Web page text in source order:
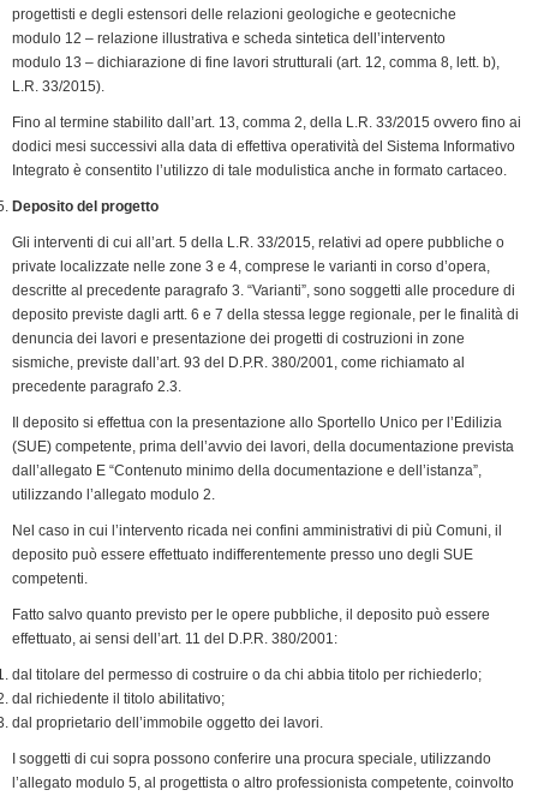
progettisti e degli estensori delle relazioni ge­ologiche e geotecniche
modulo 12 – relazione illustrativa e scheda sintetica dell’intervento
modulo 13 – dichiarazione di fine lavori strutturali (art. 12, comma 8, lett. b),
L.R. 33/2015).
Fino al termine stabilito dall’art. 13, comma 2, della L.R. 33/2015 ovvero fino ai
dodici mesi successivi alla data di effettiva operatività del Sistema Informativo
Integrato è consentito l’utilizzo di tale modulistica anche in formato cartaceo.
Deposito del progetto
Gli interventi di cui all’art. 5 della L.R. 33/2015, relativi ad opere pubbliche o
private localizzate nelle zone 3 e 4, comprese le varianti in corso d’opera,
descritte al precedente paragrafo 3. “Varianti”, sono soggetti alle procedure di
deposito previste dagli artt. 6 e 7 della stessa legge regionale, per le finalità di
denuncia dei lavori e presentazione dei progetti di costruzioni in zone
sismiche, previste dall’art. 93 del D.P.R. 380/2001, come richiamato al
precedente paragrafo 2.3.
Il deposito si effettua con la presentazione allo Sportello Unico per l’Edilizia
(SUE) competente, prima dell’avvio dei lavori, della docu­mentazione prevista
dall’allegato E “Contenuto minimo della documentazione e dell’istanza”,
utilizzando l’allegato modulo 2.
Nel caso in cui l’intervento ricada nei confini amministrativi di più Comuni, il
deposito può essere effettuato indifferentemente presso uno degli SUE
competenti.
Fatto salvo quanto previsto per le opere pubbliche, il deposito può essere
effettuato, ai sensi dell’art. 11 del D.P.R. 380/2001:
dal titolare del permesso di costruire o da chi abbia titolo per richiederlo;
dal richiedente il titolo abilitativo;
dal proprietario dell’immobile oggetto dei lavori.
I soggetti di cui sopra possono conferire una procura speciale, utilizzando
l’allegato modulo 5, al progettista o altro professionista competente, coinvolto